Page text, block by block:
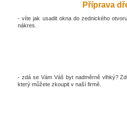
Příprava
- víte jak usadit okna do zednického
nákres.
- zdá se Vám Váš byt nadměrně vlhký?
který můžete zkoupit v naší firmě.